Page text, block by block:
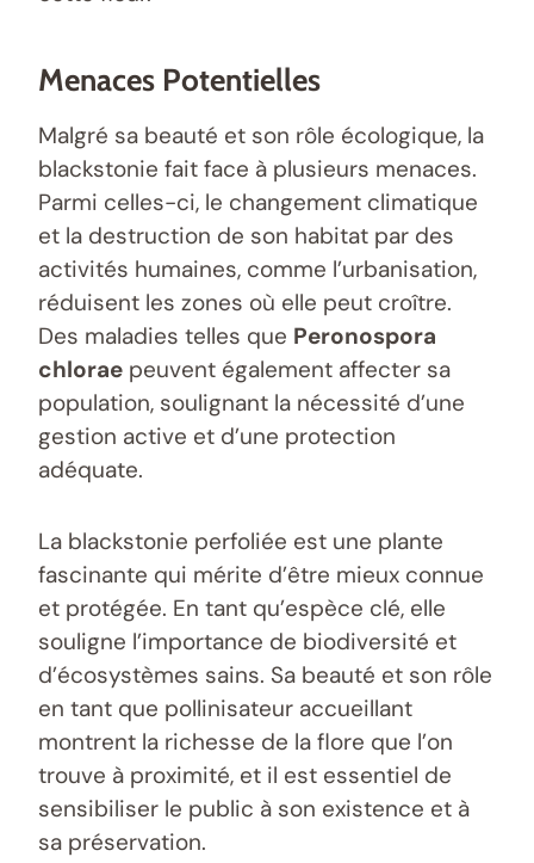
Menaces Potentielles
Malgré sa beauté et son rôle écologique, la
blackstonie fait face à plusieurs menaces.
Parmi celles-ci, le changement climatique
et la destruction de son habitat par des
activités humaines, comme l’urbanisation,
réduisent les zones où elle peut croître.
Des maladies telles que Peronospora
chlorae peuvent également affecter sa
population, soulignant la nécessité d’une
gestion active et d’une protection
adéquate.
La blackstonie perfoliée est une plante
fascinante qui mérite d’être mieux connue
et protégée. En tant qu’espèce clé, elle
souligne l’importance de biodiversité et
d’écosystèmes sains. Sa beauté et son rôle
en tant que pollinisateur accueillant
montrent la richesse de la flore que l’on
trouve à proximité, et il est essentiel de
sensibiliser le public à son existence et à
sa préservation.